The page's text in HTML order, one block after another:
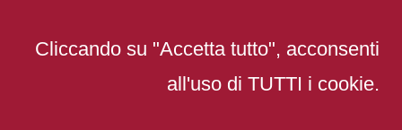
TORNA SU
Cliccando su "Accetta tutto", acconsenti
all'uso di TUTTI i cookie.